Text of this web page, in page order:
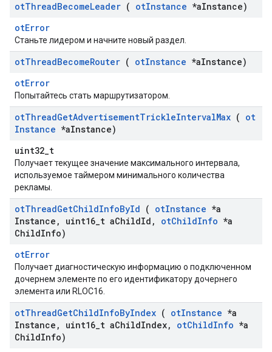
otThreadBecomeLeader ( otInstance *aInstance)
otError
Станьте лидером и начните новый раздел.
otThreadBecomeRouter ( otInstance *aInstance)
otError
Попытайтесь стать маршрутизатором.
otThreadGetAdvertisementTrickleIntervalMax ( ot
Instance *aInstance)
uint32_t
Получает текущее значение максимального интервала,
используемое таймером минимального количества
рекламы.
otThreadGetChildInfoById ( otInstance *a
Instance , uint16 t aChildId , otChildInfo *a
ChildInfo)
otError
Получает диагностическую информацию о подключенном
дочернем элементе по его идентификатору дочернего
элемента или RLOC16.
otThreadGetChildInfoByIndex ( otInstance *a
Instance , uint16 t aChildIndex, otChildInfo *a
ChildInfo)